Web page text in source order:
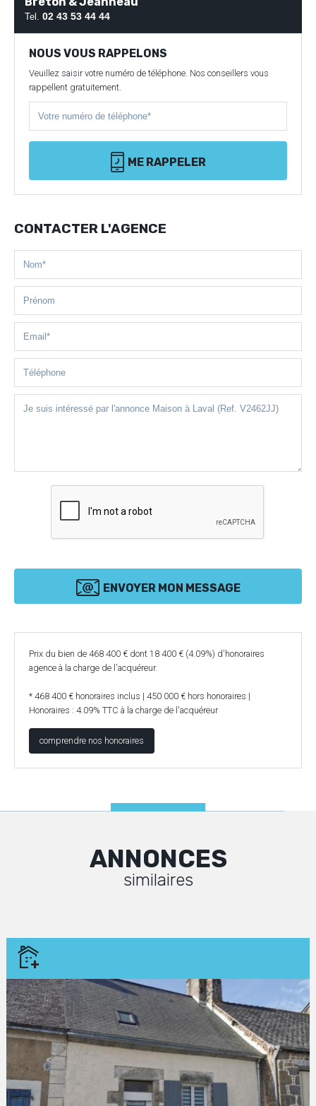
Tel. 02 43 53 44 44
NOUS VOUS RAPPELONS
Veuillez saisir votre numéro de téléphone. Nos conseillers vous
rappellent gratuitement.
ME RAPPELER
CONTACTER L'AGENCE
ENVOYER MON MESSAGE
Prix du bien de 468 400 € dont 18 400 € (4.09%) d'honoraires
agence à la charge de l'acquéreur.
* 468 400 € honoraires inclus | 450 000 € hors honoraires |
Honoraires : 4.09% TTC à la charge de l'acquéreur
comprendre nos honoraires
ANNONCES
similaires